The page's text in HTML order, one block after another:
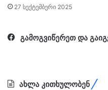
27 სექტემბერი 2025
გამოგვიწერეთ და
ახლა კითხულობენ